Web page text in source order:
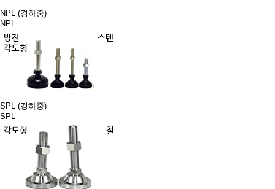
NPL (경하중)
NPL
SPL (경하중)
SPL